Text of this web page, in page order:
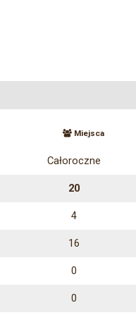
Miejsca
Całoroczne
20
4
16
0
0